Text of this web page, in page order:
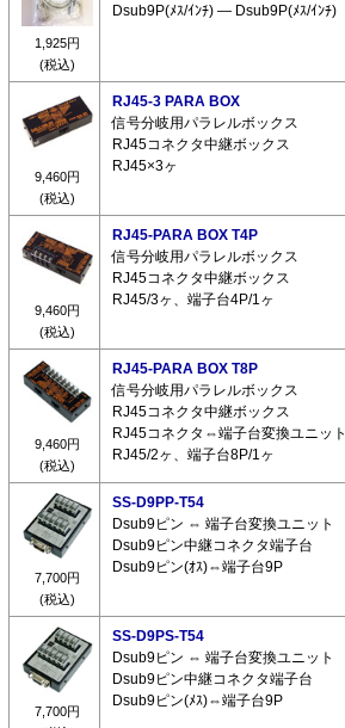
1,925円
(税込)
Dsub9P(ﾒｽ/ｲﾝﾁ) ― Dsub9P(ﾒｽ/ｲﾝﾁ)
9,460円
(税込)
RJ45-3 PARA BOX
信号分岐用パラレルボックス
RJ45コネクタ中継ボックス
RJ45×3ヶ
9,460円
(税込)
RJ45-PARA BOX T4P
信号分岐用パラレルボックス
RJ45コネクタ中継ボックス
RJ45/3ヶ、端子台4P/1ヶ
9,460円
(税込)
RJ45-PARA BOX T8P
信号分岐用パラレルボックス
RJ45コネクタ中継ボックス
RJ45コネクタ⇔端子台変換ユニット
RJ45/2ヶ、端子台8P/1ヶ
7,700円
(税込)
SS-D9PP-T54
Dsub9ピン ⇔ 端子台変換ユニット
Dsub9ピン中継コネクタ端子台
Dsub9ピン(ｵｽ)⇔端子台9P
7,700円
SS-D9PS-T54
Dsub9ピン ⇔ 端子台変換ユニット
Dsub9ピン中継コネクタ端子台
Dsub9ピン(ﾒｽ)⇔端子台9P